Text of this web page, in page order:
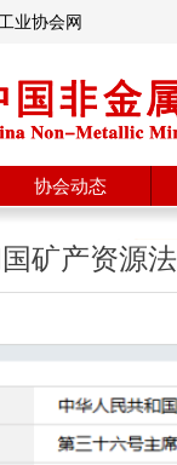
业协会网
协会动态
矿产资源法